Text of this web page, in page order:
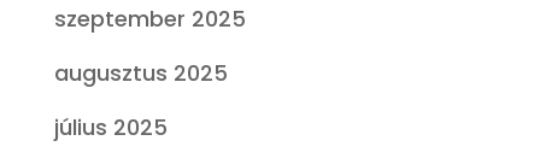
szeptember 2025
augusztus 2025
július 2025